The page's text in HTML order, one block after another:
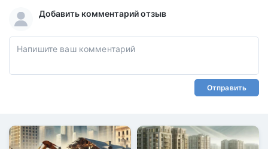
Добавить комментарий отзыв
Отправить